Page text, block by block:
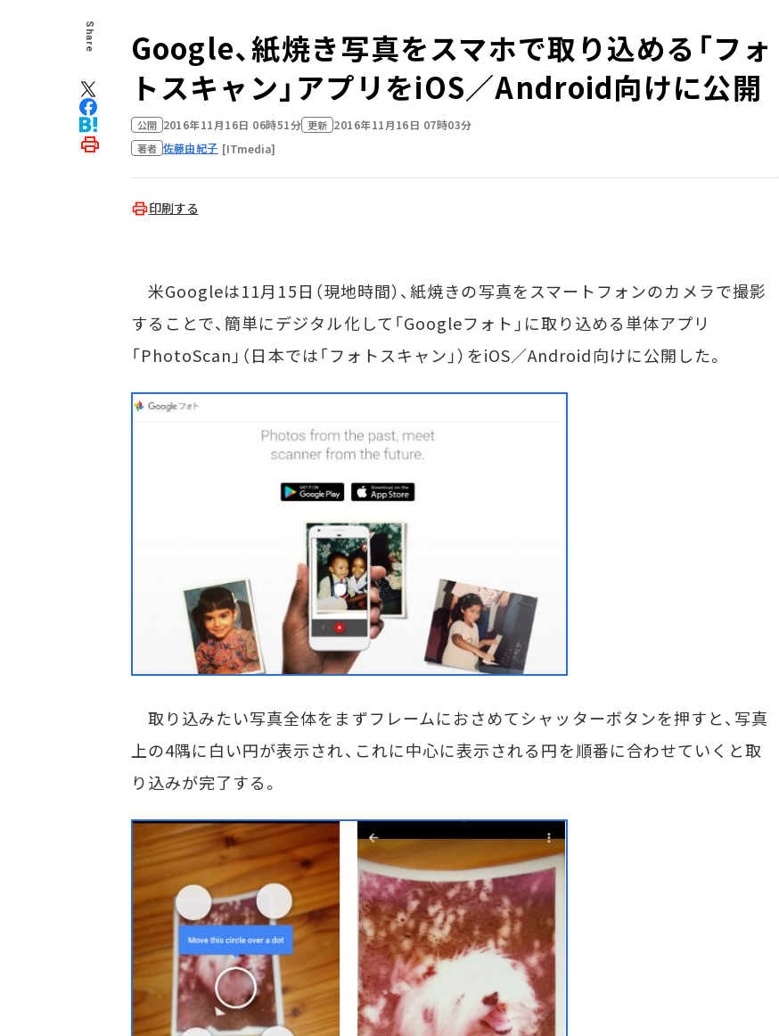
Share
Google、紙焼き写真をスマホで取り込める「フォ
トスキャン」アプリをiOS／Android向けに公開
公開 2016年11月16日 06時51分 更新 2016年11月16日 07時03分
著者 佐藤由紀子 [ITmedia]
印刷する
米Googleは11月15日（現地時間）、紙焼きの写真をスマートフォンのカメラで撮影
することで、簡単にデジタル化して「Googleフォト」に取り込める単体アプリ
「PhotoScan」（日本では「フォトスキャン」）をiOS／Android向けに公開した。
取り込みたい写真全体をまずフレームにおさめてシャッターボタンを押すと、写真
上の4隅に白い円が表示され、これに中心に表示される円を順番に合わせていくと取
り込みが完了する。